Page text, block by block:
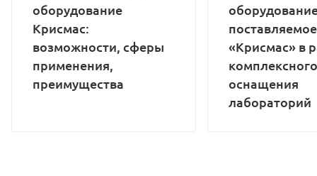
оборудование
Крисмас:
возможности, сферы
применения,
преимущества
«Крисмас» в
комплексного
оснащения
лабораторий